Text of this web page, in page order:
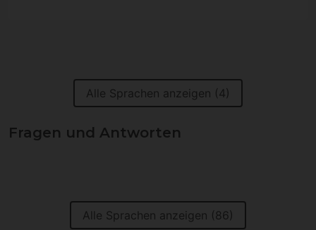
Alle Sprachen anzeigen (4)
Fragen und Antworten
Alle Sprachen anzeigen (86)